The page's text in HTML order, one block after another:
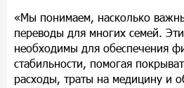
«Мы понимаем, насколько
переводы для многих семей.
необходимы для обеспечения
стабильности, помогая
расходы, траты на медицину и